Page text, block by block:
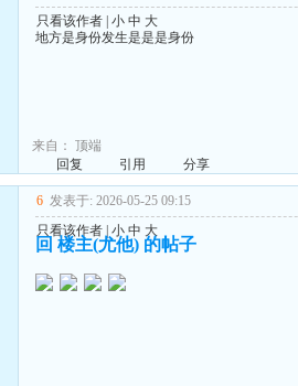
只看该作者 小 中 大
地方是身份发生是是是身份
来自： 顶端
回复
引用 分享
6 发表于: 2026-05-25 09:15
只看该作者 小 中 大
回 楼主(尤他) 的帖子